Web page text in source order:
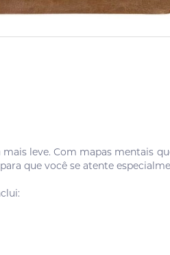
leve. Com mapas mentais
que você se atente